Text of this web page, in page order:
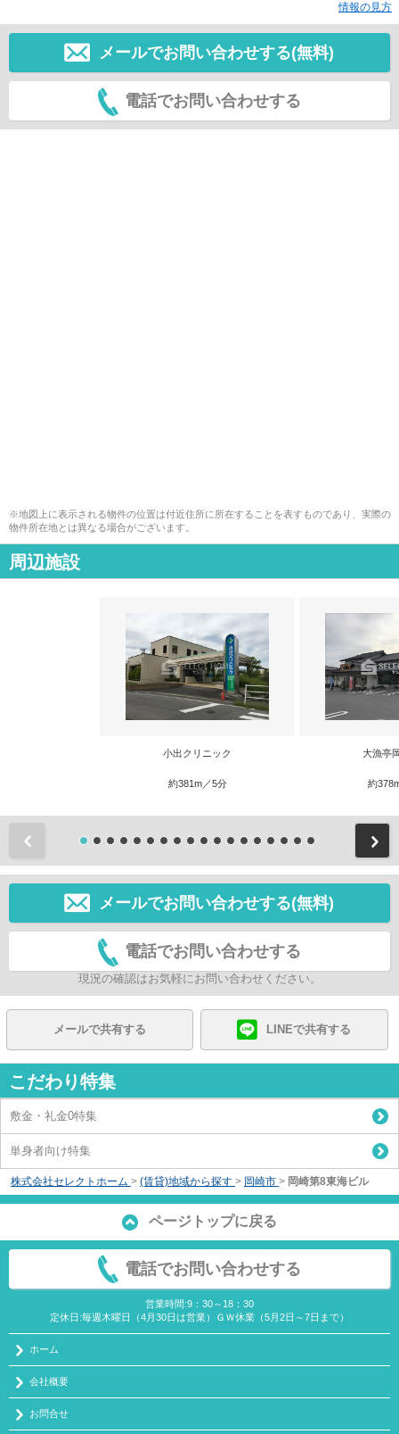
情報の見方
メールでお問い合わせする(無料)
電話でお問い合わせする
※地図上に表示される物件の位置は付近住所に所在することを表すものであり、実際の
物件所在地とは異なる場合がございます。
周辺施設
小出クリニック
約381m／5分
大漁亭
約
メールでお問い合わせする(無料)
電話でお問い合わせする
現況の確認はお気軽にお問い合わせください。
メールで共有する LINEで共有する
こだわり特集
敷金・礼金0特集
単身者向け特集
株式会社セレクトホーム > (賃貸)地域から探す > 岡崎市 > 岡崎第8東海ビル
ページトップに戻る
電話でお問い合わせする
営業時間:9：30～18：30
定休日:毎週木曜日（4月30日は営業）ＧＷ休業（5月2日～7日まで）
ホーム
会社概要
お問合せ